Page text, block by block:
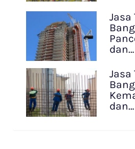
Jasa
dan…
Jasa
dan…